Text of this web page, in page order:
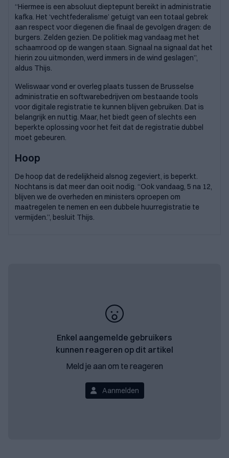
“Hiermee is een absoluut dieptepunt bereikt in administratie
kafka. Het ‘vechtfederalisme’ getuigt van een totaal gebrek
aan respect voor diegenen die finaal de gevolgen dragen: de
burgers. Zelden gezien. De politiek mag vandaag met het
schaamrood op de wangen staan. Signaal na signaal dat het
hierin zou uitmonden, werd immers in de wind geslagen”,
aldus Thijs.
Weliswaar vond er overleg plaats tussen de Brusselse
administratie en softwarebedrijven om bestaande tools
voor digitale registratie te kunnen blijven gebruiken. Dat is
belangrijk en nuttig. Maar, het biedt geen of slechts een
beperkte oplossing voor het feit dat de registratie dubbel
moet gebeuren.
Hoop
De hoop dat de redelijkheid alsnog zegeviert, is beperkt.
Nochtans is dat meer dan ooit nodig. “Ook vandaag, 5 na 12,
blijven we de overheden en ministers oproepen om
maatregelen te nemen en een dubbele huurregistratie te
vermijden.”, besluit Thijs.
Enkel aangemelde gebruikers
kunnen reageren op dit artikel
Meld je aan om te reageren
Aanmelden